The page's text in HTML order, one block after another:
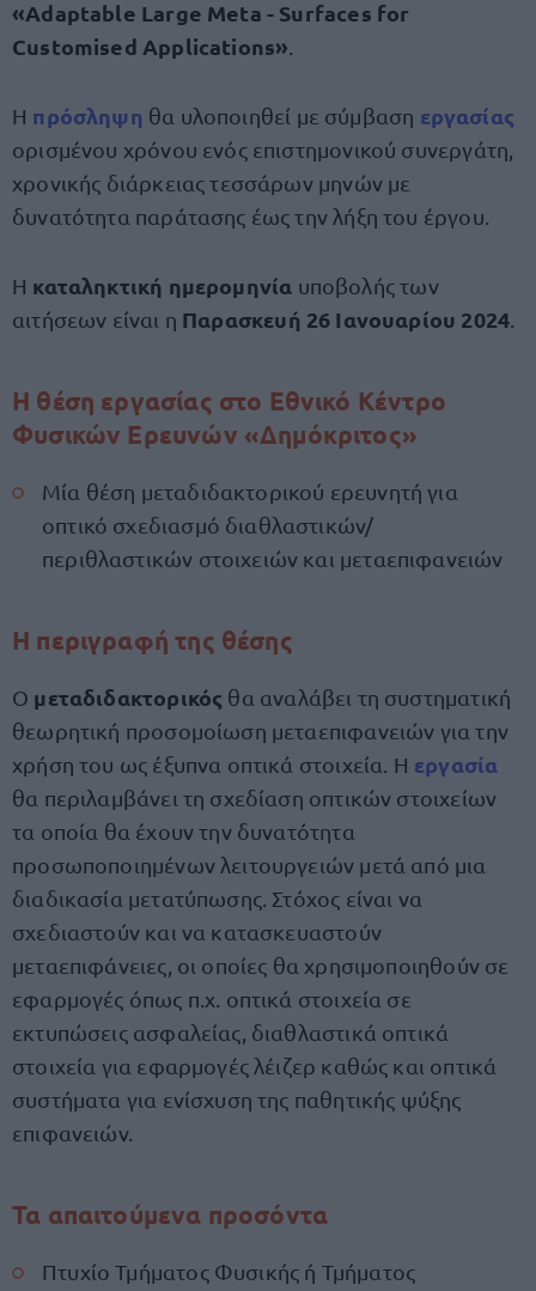
«Adaptable Large Meta - Surfaces for
Customised Applications»
Η πρόσληψη θα υλοποιηθεί με σύμβαση εργασίας
ορισμένου χρόνου ενός επιστημονικού συνεργάτη,
χρονικής διάρκειας τεσσάρων μηνών με
δυνατότητα παράτασης έως την λήξη του έργου.
Η καταληκτική ημερομηνία υποβολής των
αιτήσεων είναι η Παρασκευή 26 Ιανουαρίου 2024
Η θέση εργασίας στο Εθνικό Κέντρο
Φυσικών Ερευνών «Δημόκριτος»
Μία θέση μεταδιδακτορικού ερευνητή για
οπτικό σχεδιασμό διαθλαστικών/
περιθλαστικών στοιχειών και μεταεπιφανειών
Η περιγραφή της θέσης
Ο μεταδιδακτορικός θα αναλάβει τη συστηματική
θεωρητική προσομοίωση μεταεπιφανειών για την
χρήση του ως έξυπνα οπτικά στοιχεία. Η εργασία
θα περιλαμβάνει τη σχεδίαση οπτικών στοιχείων
τα οποία θα έχουν την δυνατότητα
προσωποποιημένων λειτουργειών μετά από μια
διαδικασία μετατύπωσης. Στόχος είναι να
σχεδιαστούν και να κατασκευαστούν
μεταεπιφάνειες, οι οποίες θα χρησιμοποιηθούν σε
εφαρμογές όπως π.χ. οπτικά στοιχεία σε
εκτυπώσεις ασφαλείας, διαθλαστικά οπτικά
στοιχεία για εφαρμογές λέιζερ καθώς και οπτικά
συστήματα για ενίσχυση της παθητικής ψύξης
επιφανειών.
Τα απαιτούμενα προσόντα
Πτυχίο Τμήματος Φυσικής ή Τμήματος